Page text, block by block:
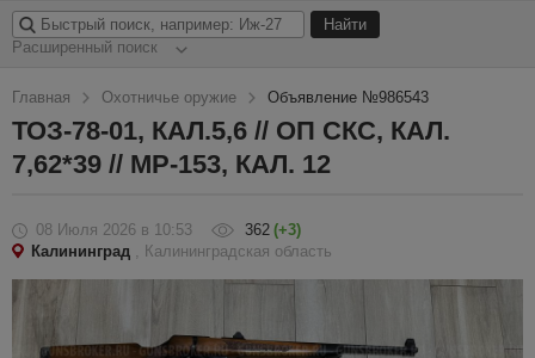
Расширенный поиск
Главная Охотничье оружие Объявление №986543
ТОЗ-78-01, КАЛ.5,6 // ОП СКС, КАЛ.
7,62*39 // МР-153, КАЛ. 12
08 Июля 2026 в 10:53 362 (+3)
Калининград , Калининградская область